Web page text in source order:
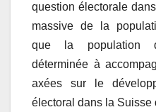
question électorale
massive de la
que la population
déterminée à
axées sur le
électoral dans la Suisse